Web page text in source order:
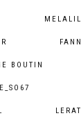
BOUTIN